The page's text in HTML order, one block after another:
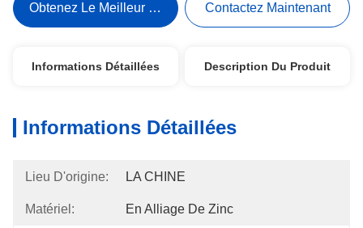
Obtenez Le Meilleur Prix Contactez Maintenant
Informations Détaillées Description Du Produit
Informations Détaillées
Lieu D'origine: LA CHINE
Matériel: En Alliage De Zinc